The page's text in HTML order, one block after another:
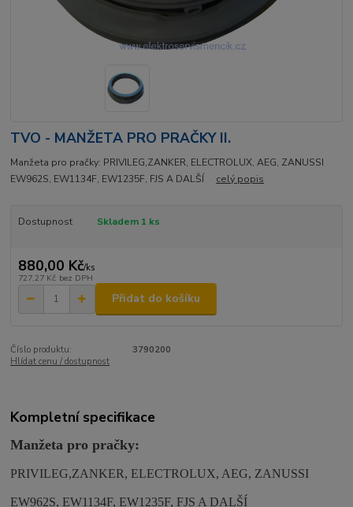
TVO - MANŽETA PRO PRAČKY II.
Manžeta pro pračky: PRIVILEG,ZANKER, ELECTROLUX, AEG, ZANUSSI
EW962S, EW1134F, EW1235F, FJS A DALŠÍ celý popis
Dostupnost Skladem 1 ks
880,00 Kč/ks
727,27 Kč bez DPH
Přidat do košíku
Číslo produktu:
3790200
Hlídat cenu / dostupnost
Kompletní specifikace
Manžeta pro pračky:
PRIVILEG,ZANKER, ELECTROLUX, AEG, ZANUSSI
EW962S, EW1134F, EW1235F, FJS A DALŠÍ